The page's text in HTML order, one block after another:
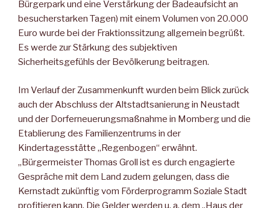
Bürgerpark und eine Verstärkung der Badeaufsicht an
besucherstarken Tagen) mit einem Volumen von 20.000
Euro wurde bei der Fraktionssitzung allgemein begrüßt.
Es werde zur Stärkung des subjektiven
Sicherheitsgefühls der Bevölkerung beitragen.
Im Verlauf der Zusammenkunft wurden beim Blick zurück
auch der Abschluss der Altstadtsanierung in Neustadt
und der Dorferneuerungsmaßnahme in Momberg und die
Etablierung des Familienzentrums in der
Kindertagesstätte „Regenbogen“ erwähnt.
„Bürgermeister Thomas Groll ist es durch engagierte
Gespräche mit dem Land zudem gelungen, dass die
Kernstadt zukünftig vom Förderprogramm Soziale Stadt
profitieren kann. Die Gelder werden u. a. dem „Haus der